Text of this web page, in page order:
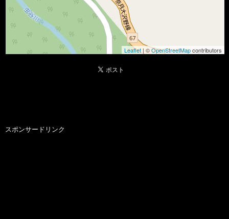
Leaflet | ©OpenStreetMapcontributors
スポンサードリンク